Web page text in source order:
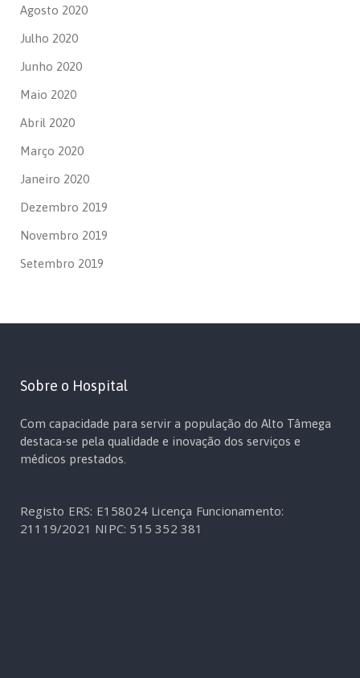
Agosto 2020
Julho 2020
Junho 2020
Maio 2020
Abril 2020
Março 2020
Janeiro 2020
Dezembro 2019
Novembro 2019
Setembro 2019
Sobre o Hospital
Com capacidade para servir a população do Alto Tâmega
destaca-se pela qualidade e inovação dos serviços e
médicos prestados.
Registo ERS: E158024 Licença Funcionamento:
21119/2021 NIPC: 515 352 381